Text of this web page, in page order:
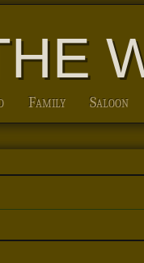
Family Saloon